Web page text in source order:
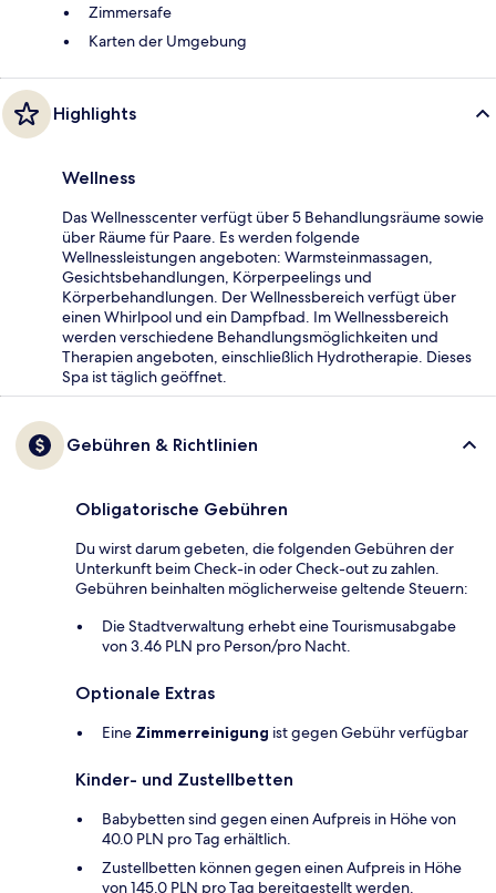
Zimmersafe
Karten der Umgebung
Highlights
Wellness
Das Wellnesscenter verfügt über 5 Behandlungsräume sowie
über Räume für Paare. Es werden folgende
Wellnessleistungen angeboten: Warmsteinmassagen,
Gesichtsbehandlungen, Körperpeelings und
Körperbehandlungen. Der Wellnessbereich verfügt über
einen Whirlpool und ein Dampfbad. Im Wellnessbereich
werden verschiedene Behandlungsmöglichkeiten und
Therapien angeboten, einschließlich Hydrotherapie. Dieses
Spa ist täglich geöffnet.
Gebühren & Richtlinien
Obligatorische Gebühren
Du wirst darum gebeten, die folgenden Gebühren der
Unterkunft beim Check-in oder Check-out zu zahlen.
Gebühren beinhalten möglicherweise geltende Steuern:
Die Stadtverwaltung erhebt eine Tourismusabgabe
von 3.46 PLN pro Person/pro Nacht.
Optionale Extras
Eine Zimmerreinigung ist gegen Gebühr verfügbar
Kinder- und Zustellbetten
Babybetten sind gegen einen Aufpreis in Höhe von
40.0 PLN pro Tag erhältlich.
Zustellbetten können gegen einen Aufpreis in Höhe
von 145.0 PLN pro Tag bereitgestellt werden.